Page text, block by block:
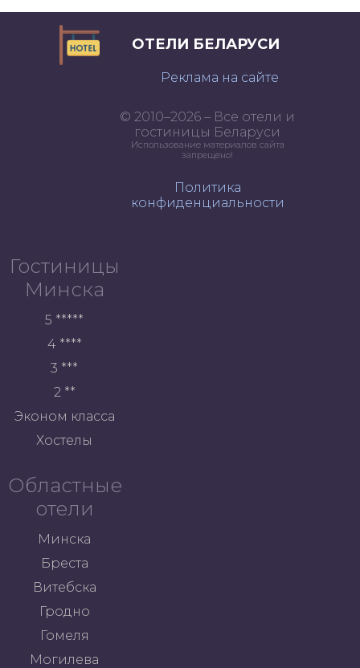
ОТЕЛИ БЕЛАРУСИ
Реклама на сайте
© 2010–2026 – Все отели и
гостиницы Беларуси
Использование материалов сайта
запрещено!
Политика
конфиденциальности
Гостиницы
Минска
5 *****
4 ****
3 ***
2 **
Эконом класса
Хостелы
Областные
отели
Минска
Бреста
Витебска
Гродно
Гомеля
Могилева